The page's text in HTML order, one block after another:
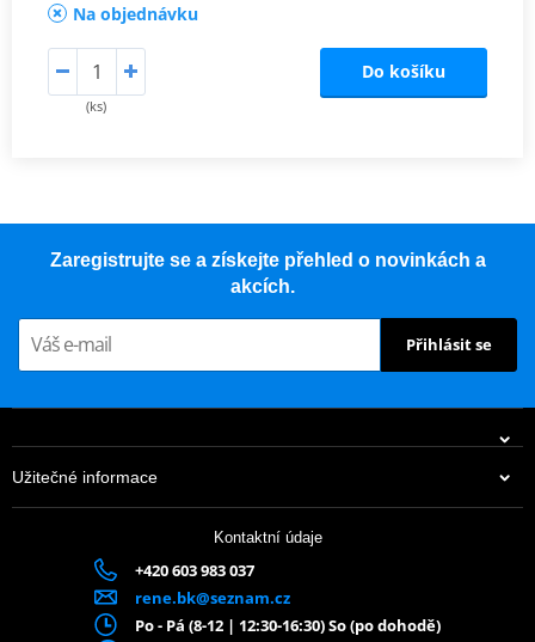
Na objednávku
(ks)
Do košíku
Zaregistrujte se a získejte přehled o novinkách a
akcích.
Přihlásit se
Užitečné informace
Kontaktní údaje
+420 603 983 037
rene.bk@seznam.cz
Po - Pá (8-12 | 12:30-16:30) So (po dohodě)